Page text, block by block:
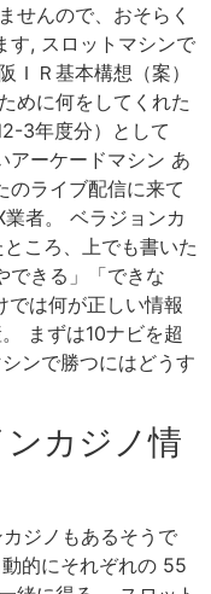
せんので、おそらく
す, スロットマシンで
ＩＲ基本構想（案）
めに何をしてくれた
3年度分）として
アーケードマシン あ
のライブ配信に来て
者。 ベラジョンカ
ころ、上でも書いた
できる」「できな
では何が正しい情報
まずは10ナビを超
ンで勝つにはどうす
カジノ情
ジノもあるそうで
的にそれぞれの 55